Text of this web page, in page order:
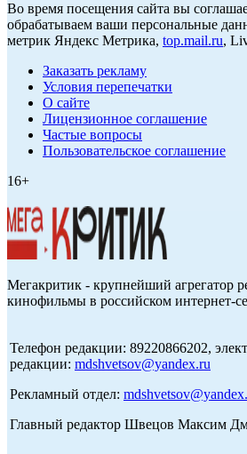
Во время посещения сайта вы
обрабатываем ваши персональные
метрик Яндекс Метрика, top.mail.ru,
Заказать рекламу
Условия перепечатки
О сайте
Лицензионное соглашение
Частые вопросы
Пользовательское соглашение
16+
Мегакритик - крупнейший агрегатор
кинофильмы в российском интернет-
Телефон редакции: 89220866202,
редакции: mdshvetsov@yandex.ru
Рекламный отдел:
Главный редактор Швецов Максим